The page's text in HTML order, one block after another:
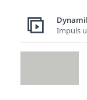
Impuls